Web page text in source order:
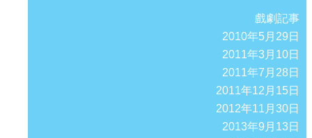
戲劇記事
2010年5月29日
2011年3月10日
2011年7月28日
2011年12月15日
2012年11月30日
2013年9月13日